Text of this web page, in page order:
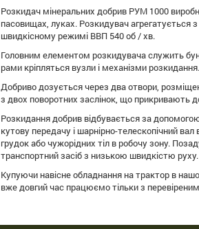
Розкидач мінеральних добрив РУМ 1000
пасовищах, луках. Розкидувач агрегатується
швидкісному режимі ВВП 540 об / хв.
Головним елементом розкидувача служить
рами кріпляться вузли і механізми розкидання.
Добриво дозується через два отвори,
з двох поворотних заслінок, що прикривають
Розкидання добрив відбувається за
кутову передачу і шарнірно-телескопічний
грудок або чужорідних тіл в робочу зону.
транспортний засіб з низькою швидкістю
Купуючи навісне обладнання на трактор в
вже довгий час працюємо тільки з